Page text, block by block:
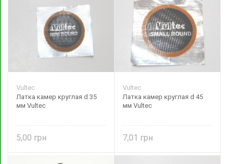
Vultec
Латка камер круглая d 35
мм Vultec
5,00
Vultec
Латка камер круглая d 45
мм Vultec
7,01